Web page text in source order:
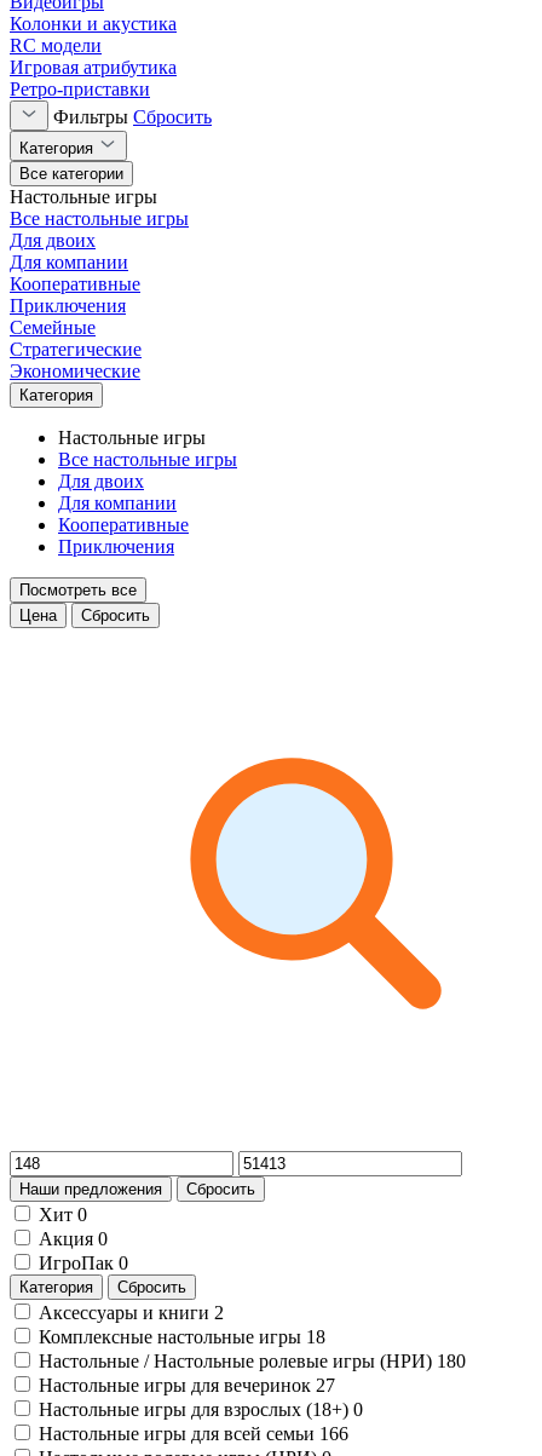
Колонки и акустика
RC модели
Игровая атрибутика
Ретро-приставки
Фильтры Сбросить
Категория
Все категории
Настольные игры
Все настольные игры
Для двоих
Для компании
Кооперативные
Приключения
Семейные
Стратегические
Экономические
Категория
Настольные игры
Все настольные игры
Для двоих
Для компании
Кооперативные
Приключения
Посмотреть все
Цена
Сбросить
Наши предложения Сбросить
Хит 0
Акция 0
ИгроПак 0
Категория Сбросить
Аксессуары и книги 2
Комплексные настольные игры 18
Настольные / Настольные ролевые игры (НРИ) 180
Настольные игры для вечеринок 27
Настольные игры для взрослых (18+) 0
Настольные игры для всей семьи 166